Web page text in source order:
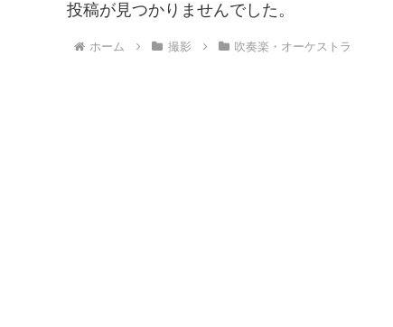
投稿が見つかりませんでした。
ホーム 撮影 吹奏楽・オーケストラ